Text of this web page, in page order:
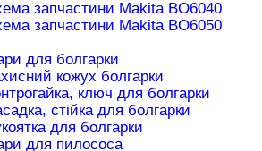
запчастини Makita BO6040
запчастини Makita BO6050
для болгарки
кожух болгарки
ключ для болгарки
стійка для болгарки
для болгарки
для пилососа